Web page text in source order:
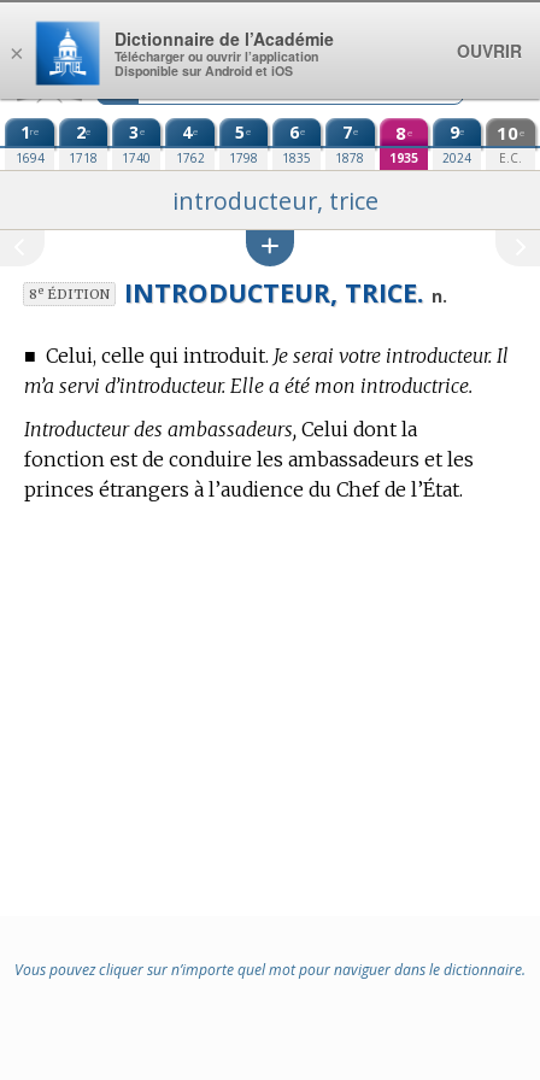
Aller au contenu
1re
1694
2e
1718
3e
1740
4e
1762
5e
1798
6e
1835
7e
1878
8e
1935
9e
2024
10e
E.C.
introducteur, trice
8eÉDITION INTRODUCTEUR, TRICE. n.
■ Celui, celle qui introduit. Je serai votre introducteur. Il
m’a servi d’introducteur. Elle a été mon introductrice.
Introducteur des ambassadeurs, Celui dont la
fonction est de conduire les ambassadeurs et les
princes étrangers à l’audience du Chef de l’État.
Vous pouvez cliquer sur n’importe quel mot pour naviguer dans le dictionnaire.
×
Dictionnaire de l’Académie
Télécharger ou ouvrir l’application
Disponible sur Android et iOS
OUVRIR